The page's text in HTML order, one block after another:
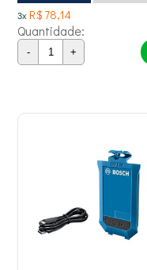
3x R$ 78,14
Quantidade:
- +